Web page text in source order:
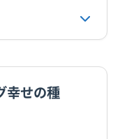
豊町
幸せの種